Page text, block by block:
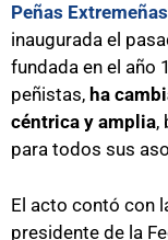
Peñas
inaugurada el
fundada en el año
peñistas, ha
céntrica y amplia,
para todos sus
El acto contó con
presidente de la